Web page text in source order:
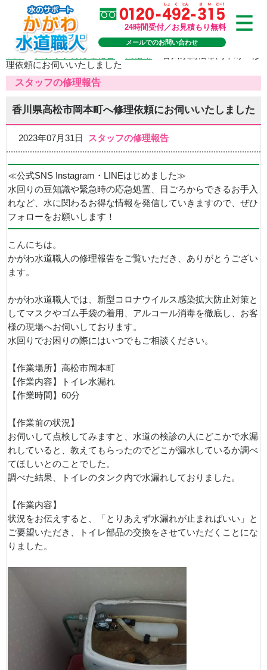
24時間受付／お見積もり無料
メールでのお問い合わせ
TOP>スタッフの修理報告
理依頼にお伺いいたしました
スタッフの修理報告
香川県高松市岡本町へ修理依頼にお伺いいたしました
2023年07月31日 スタッフの修理報告
≪公式SNS Instagram・LINEはじめました≫
水回りの豆知識や緊急時の応急処置、日ごろからできるお手入
れなど、水に関わるお得な情報を発信していきますので、ぜひ
フォローをお願いします！
こんにちは。
かがわ水道職人の修理報告をご覧いただき、ありがとうござい
ます。
かがわ水道職人では、新型コロナウイルス感染拡大防止対策と
してマスクやゴム手袋の着用、アルコール消毒を徹底し、お客
様の現場へお伺いしております。
水回りでお困りの際にはいつでもご相談ください。
【作業場所】高松市岡本町
【作業内容】トイレ水漏れ
【作業時間】60分
【作業前の状況】
お伺いして点検してみますと、水道の検診の人にどこかで水漏
れしていると、教えてもらったのでどこが漏水しているか調べ
てほしいとのことでした。
調べた結果、トイレのタンク内で水漏れしておりました。
【作業内容】
状況をお伝えすると、「とりあえず水漏れが止まればいい」と
ご要望いただき、トイレ部品の交換をさせていただくことにな
りました。